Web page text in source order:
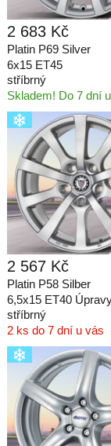
2 683 Kč
Platin P69 Silver
6x15 ET45
stříbrný
Skladem! Do 7 dní
2 567 Kč
Platin P58 Silber
6,5x15 ET40
stříbrný
2 ks do 7 dní u vás